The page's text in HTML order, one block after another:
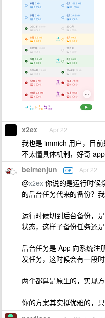
x2ex Apr 22
我也是 immich 用户，目前
不太懂具体机制，好奇
beimenjun OP Apr 22
@x2ex 你说的是运行时候
的后台任务代来的备份？我
运行时候切到后台备份，
状态，这样子备份任务还是
后台任务是 App 向系统注
发任务，这时候会有一段
两个都算是原生的，实现方
你的方案其实挺优雅的，